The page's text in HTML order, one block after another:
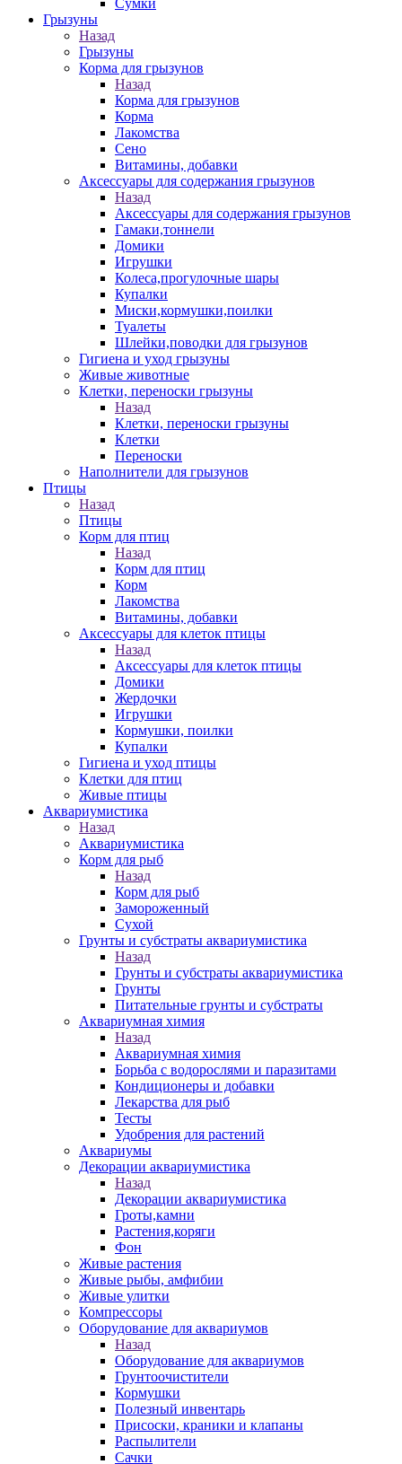
Сумки
Грызуны
Назад
Грызуны
Корма для грызунов
Назад
Корма для грызунов
Корма
Лакомства
Сено
Витамины, добавки
Аксессуары для содержания грызунов
Назад
Аксессуары для содержания грызунов
Гамаки,тоннели
Домики
Игрушки
Колеса,прогулочные шары
Купалки
Миски,кормушки,поилки
Туалеты
Шлейки,поводки для грызунов
Гигиена и уход грызуны
Живые животные
Клетки, переноски грызуны
Назад
Клетки, переноски грызуны
Клетки
Переноски
Наполнители для грызунов
Птицы
Назад
Птицы
Корм для птиц
Назад
Корм для птиц
Корм
Лакомства
Витамины, добавки
Аксессуары для клеток птицы
Назад
Аксессуары для клеток птицы
Домики
Жердочки
Игрушки
Кормушки, поилки
Купалки
Гигиена и уход птицы
Клетки для птиц
Живые птицы
Аквариумистика
Назад
Аквариумистика
Корм для рыб
Назад
Корм для рыб
Замороженный
Сухой
Грунты и субстраты аквариумистика
Назад
Грунты и субстраты аквариумистика
Грунты
Питательные грунты и субстраты
Аквариумная химия
Назад
Аквариумная химия
Борьба с водорослями и паразитами
Кондиционеры и добавки
Лекарства для рыб
Тесты
Удобрения для растений
Аквариумы
Декорации аквариумистика
Назад
Декорации аквариумистика
Гроты,камни
Растения,коряги
Фон
Живые растения
Живые рыбы, амфибии
Живые улитки
Компрессоры
Оборудование для аквариумов
Назад
Оборудование для аквариумов
Грунтоочистители
Кормушки
Полезный инвентарь
Присоски, краники и клапаны
Распылители
Сачки